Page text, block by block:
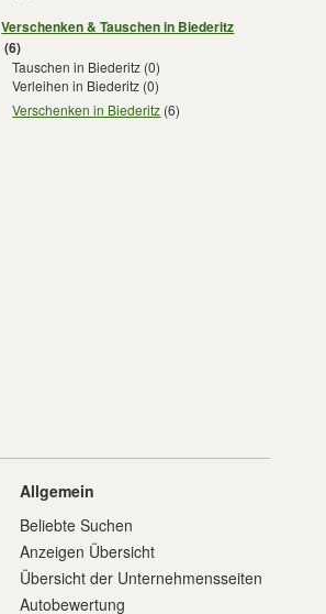
Verschenken & Tauschen in Biederitz
(6)
Tauschen in Biederitz (0)
Verleihen in Biederitz (0)
Verschenken in Biederitz (6)
Allgemein
Beliebte Suchen
Anzeigen Übersicht
Übersicht der Unternehmensseiten
Autobewertung